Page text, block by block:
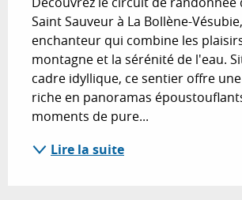
Saint Sauveur à La Bollène-
enchanteur qui combine les
montagne et la sérénité de l'eau.
cadre idyllique, ce sentier offre
riche en panoramas
moments de pure...
Lire la suite